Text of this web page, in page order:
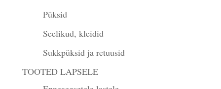
Püksid
Seelikud, kleidid
Sukkpüksid ja retuusid
TOOTED LAPSELE